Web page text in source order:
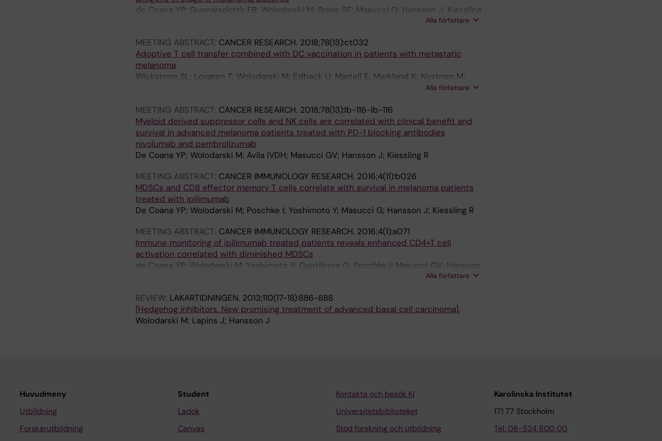
de Coana YP; Gunnarsdottir FB; Wolodarski M; Brage SE; Masucci G; Hansson J; Kiessling
Alla författare
MEETING ABSTRACT: CANCER RESEARCH. 2018;78(13):ct032
Adoptive T cell transfer combined with DC vaccination in patients with metastatic
melanoma
Wickstrom SL; Lovgren T; Wolodarski M; Edback U; Martell E; Markland K; Nystrom M;
Lundqvist A; Jacobsson H; Hansson J; Masucci G; Tell R; Poschke I; Adamson L;Alla författare
MEETING ABSTRACT: CANCER RESEARCH. 2018;78(13):lb-116-lb-116
Myeloid derived suppressor cells and NK cells are correlated with clinical benefit and
survival in advanced melanoma patients treated with PD-1 blocking antibodies
nivolumab and pembrolizumab
De Coana YP; Wolodarski M; Avila IVDH; Masucci GV; Hansson J; Kiessling R
MEETING ABSTRACT: CANCER IMMUNOLOGY RESEARCH. 2016;4(11):b026
MDSCs and CD8 effector memory T cells correlate with survival in melanoma patients
treated with ipilimumab
De Coana YP; Wolodarski M; Poschke I; Yoshimoto Y; Masucci G; Hansson J; Kiessling R
MEETING ABSTRACT: CANCER IMMUNOLOGY RESEARCH. 2016;4(1):a071
Immune monitoring of ipilimumab treated patients reveals enhanced CD4+T cell
activation correlated with diminished MDSCs
de Coana YP; Wolodarski M; Yoshimoto Y; Gentilcore G; Poschke I; Masucci GV; Hansson
Alla författare
REVIEW: LAKARTIDNINGEN. 2013;110(17-18):886-888
[Hedgehog inhibitors. New promising treatment of advanced basal cell carcinoma].
Wolodarski M; Lapins J; Hansson J
Huvudmeny
Utbildning
Forskarutbildning
Student
Ladok
Canvas
Kontakta och besök KI
Universitetsbiblioteket
Stöd forskning och utbildning
Karolinska Institutet
171 77 Stockholm
Tel: 08-524 800 00